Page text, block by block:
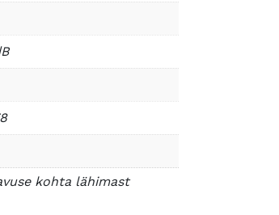
kohta lähimast